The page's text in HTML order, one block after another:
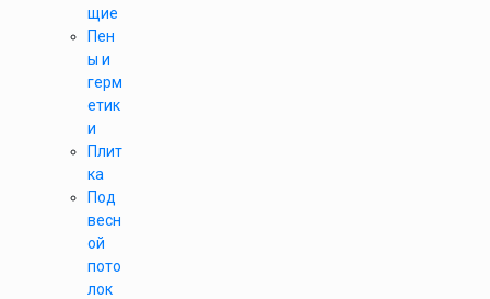
щие
Пен
ы и
герм
етик
и
Плит
ка
Под
весн
ой
пото
лок